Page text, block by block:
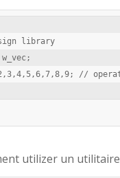
library
utilizer un utilitaire